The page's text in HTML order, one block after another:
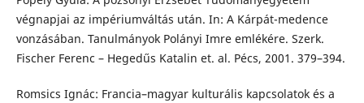
végnapjai az impériumváltás után. In: A Kárpát-medence
vonzásában. Tanulmányok Polányi Imre emlékére. Szerk.
Fischer Ferenc – Hegedűs Katalin et. al. Pécs, 2001. 379–394.
Romsics Ignác: Francia–magyar kulturális kapcsolatok és a